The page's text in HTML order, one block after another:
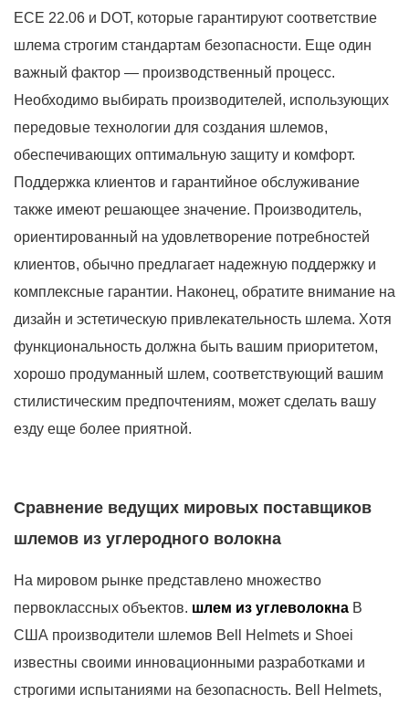
ECE 22.06 и DOT, которые гарантируют соответствие
шлема строгим стандартам безопасности. Еще один
важный фактор — производственный процесс.
Необходимо выбирать производителей, использующих
передовые технологии для создания шлемов,
обеспечивающих оптимальную защиту и комфорт.
Поддержка клиентов и гарантийное обслуживание
также имеют решающее значение. Производитель,
ориентированный на удовлетворение потребностей
клиентов, обычно предлагает надежную поддержку и
комплексные гарантии. Наконец, обратите внимание на
дизайн и эстетическую привлекательность шлема. Хотя
функциональность должна быть вашим приоритетом,
хорошо продуманный шлем, соответствующий вашим
стилистическим предпочтениям, может сделать вашу
езду еще более приятной.
Сравнение ведущих мировых поставщиков
шлемов из углеродного волокна
На мировом рынке представлено множество
первоклассных объектов. шлем из углеволокна В
США производители шлемов Bell Helmets и Shoei
известны своими инновационными разработками и
строгими испытаниями на безопасность. Bell Helmets,